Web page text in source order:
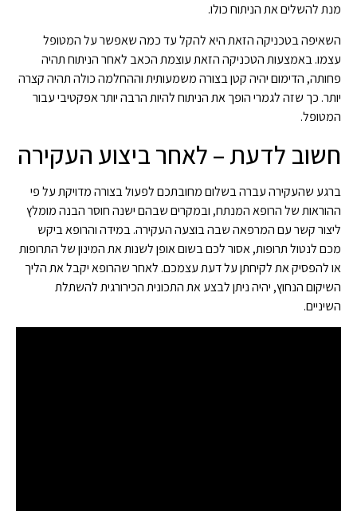
מנת להשלים את הניתוח כולו.
השאיפה בטכניקה הזאת היא להקל עד כמה שאפשר על המטופל
עצמו. באמצעות הטכניקה הזאת עוצמת הכאב לאחר הניתוח תהיה
פחותה, הדימום יהיה קטן בצורה משמעותית וההחלמה כולה תהיה קצרה
יותר. כך שזה לגמרי הופך את הניתוח להיות הרבה יותר אפקטיבי עבור
המטופל.
חשוב לדעת – לאחר ביצוע העקירה
ברגע שהעקירה עברה בשלום מחובתכם לפעול בצורה מדויקת על פי
ההוראות של הרופא המנתח, ובמקרים שבהם ישנה חוסר הבנה מומלץ
ליצור קשר עם המרפאה שבה בוצעה העקירה. במידה והרופא ביקש
מכם לנטול תרופות, אסור לכם בשום אופן לשנות את המינון של התרופות
או להפסיק את לקיחתן על דעת עצמכם. לאחר שהרופא יקבל את הליך
השיקום הנחוץ, יהיה ניתן לבצע את התכונית הכירורגית להשתלת
השיניים.